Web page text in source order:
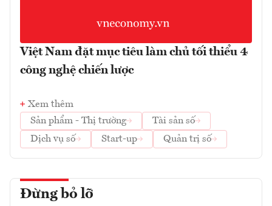
Việt Nam đặt mục tiêu làm chủ tối thiểu 4
công nghệ chiến lược
Xem thêm
Sản phẩm - Thị trường
Tài sản số
Dịch vụ số
Start-up Quản trị số
Đừng bỏ lỡ